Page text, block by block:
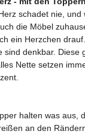
schadet nie, und
die Möbel
ein Herzchen
sind denkbar. Diese
Nette setzen
halten was aus,
an den